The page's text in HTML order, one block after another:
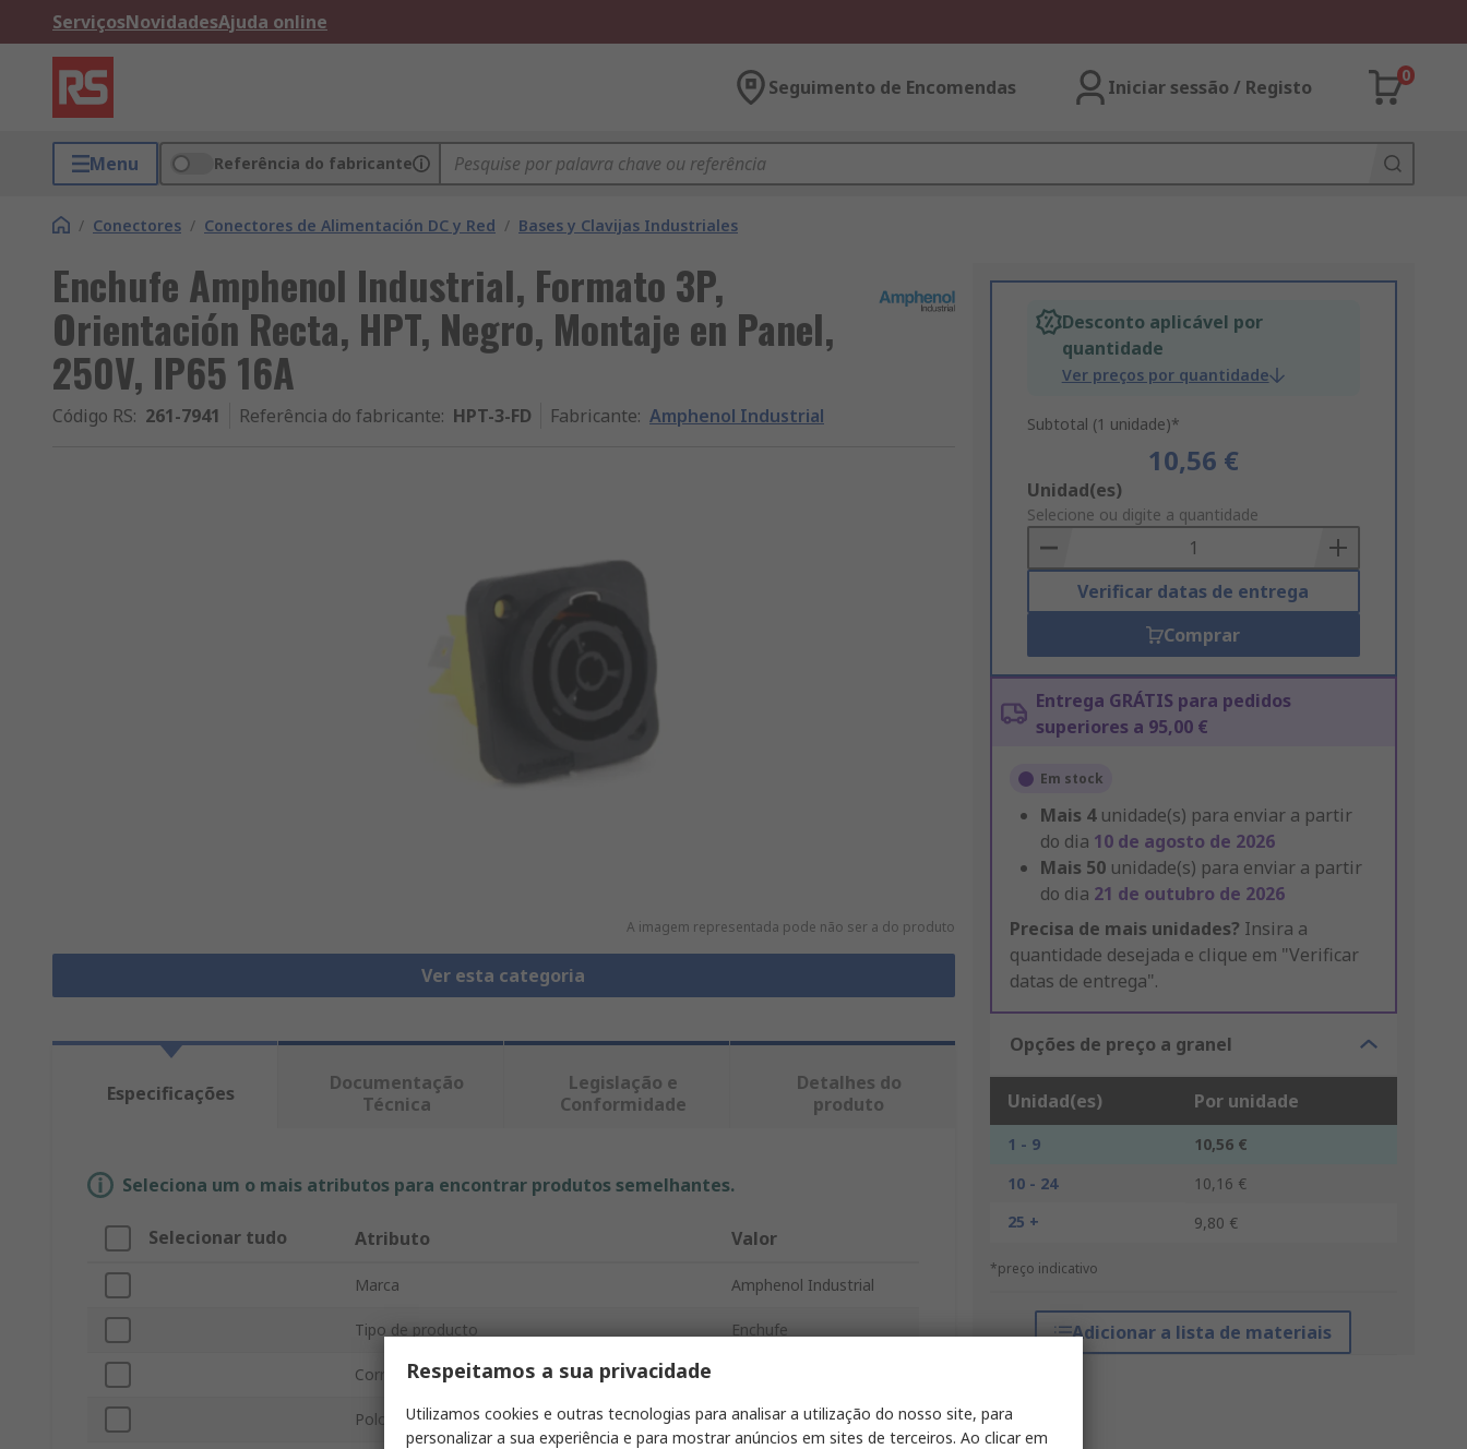
ServiçosNovidadesAjuda online
Seguimento de Encomendas Iniciar sessão / Registo
0
Menu Referência do fabricante
/ Conectores / Conectores de Alimentación DC y Red / Bases y Clavijas Industriales
Enchufe Amphenol Industrial, Formato 3P,
Orientación Recta, HPT, Negro, Montaje en Panel,
250V, IP65 16A
Código RS: 261-7941 Referência do fabricante: HPT-3-FD Fabricante: Amphenol Industrial
A imagem representada pode não ser a do produto
Ver esta categoria
Desconto aplicável por
quantidade
Ver preços por quantidade
Subtotal (1 unidade)*
10,56 €
Add
to
Basket
Unidad(es)
Selecione ou digite a quantidade
Verificar datas de entrega
Comprar
Entrega GRÁTIS para pedidos
superiores a 95,00 €
Em stock
Mais 4 unidade(s) para enviar a partir
do dia 10 de agosto de 2026
Mais 50 unidade(s) para enviar a partir
do dia 21 de outubro de 2026
Precisa de mais unidades? Insira a
quantidade desejada e clique em "Verificar
datas de entrega".
Opções de preço a granel
Unidad(es) Por unidade
1 - 9
10,56 €
10 - 24
10,16 €
25 +
9,80 €
*preço indicativo
Adicionar a lista de materiais
Especificações
Documentação
Técnica
Legislação e
Conformidade
Detalhes do
produto
Seleciona um o mais atributos para encontrar produtos semelhantes.
Selecionar tudo Atributo Valor
Marca Amphenol Industrial
Tipo de producto Enchufe
Corriente
Polos 3P
Respeitamos a sua privacidade
Utilizamos cookies e outras tecnologias para analisar a utilização do nosso site, para
personalizar a sua experiência e para mostrar anúncios em sites de terceiros. Ao clicar em